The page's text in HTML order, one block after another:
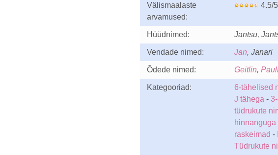
Välismaalaste
arvamused:
4.5/
Hüüdnimed: Jantsu,
Vendade nimed: Jan, Janari
Õdede nimed: Geitlin,
Kategooriad: 6-tähelised
J tähega -
tüdrukute
raskeimad -
Tüdrukute